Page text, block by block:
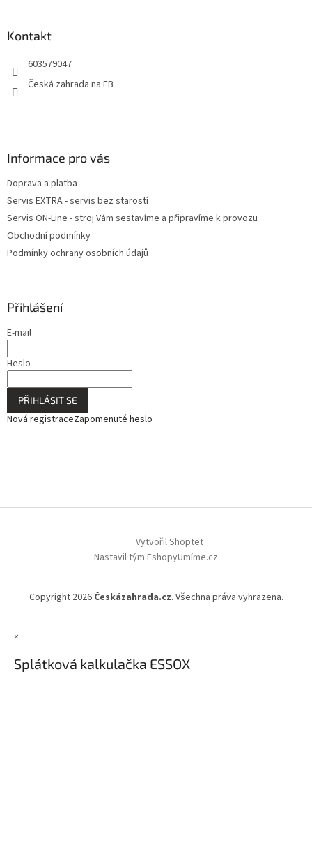
Kontakt
603579047
Česká zahrada na FB
Informace pro vás
Doprava a platba
Servis EXTRA - servis bez starostí
Servis ON-Line - stroj Vám sestavíme a připravíme k provozu
Obchodní podmínky
Podmínky ochrany osobních údajů
Přihlášení
E-mail
Heslo
PŘIHLÁSIT SE
Nová registraceZapomenuté heslo
Vytvořil Shoptet
Nastavil tým EshopyUmíme.cz
Copyright 2026 Českázahrada.cz. Všechna práva vyhrazena.
×
Splátková kalkulačka ESSOX